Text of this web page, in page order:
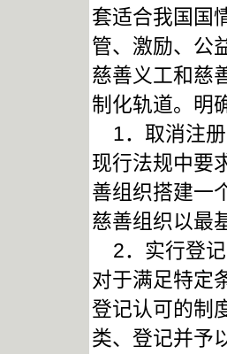
套适合我国国
管、激励、公
慈善义工和慈
制化轨道。明
1．取消注册
现行法规中要
善组织搭建一
慈善组织以最
2．实行登
对于满足特定
登记认可的制
类、登记并予